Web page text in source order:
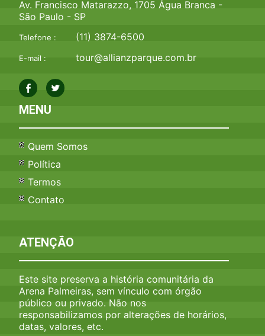
Av. Francisco Matarazzo, 1705 Água Branca -
São Paulo - SP
Telefone : (11) 3874-6500
E-mail : tour@allianzparque.com.br
MENU
Quem Somos
Política
Termos
Contato
ATENÇÃO
Este site preserva a história comunitária da
Arena Palmeiras, sem vínculo com órgão
público ou privado. Não nos
responsabilizamos por alterações de horários,
datas, valores, etc.